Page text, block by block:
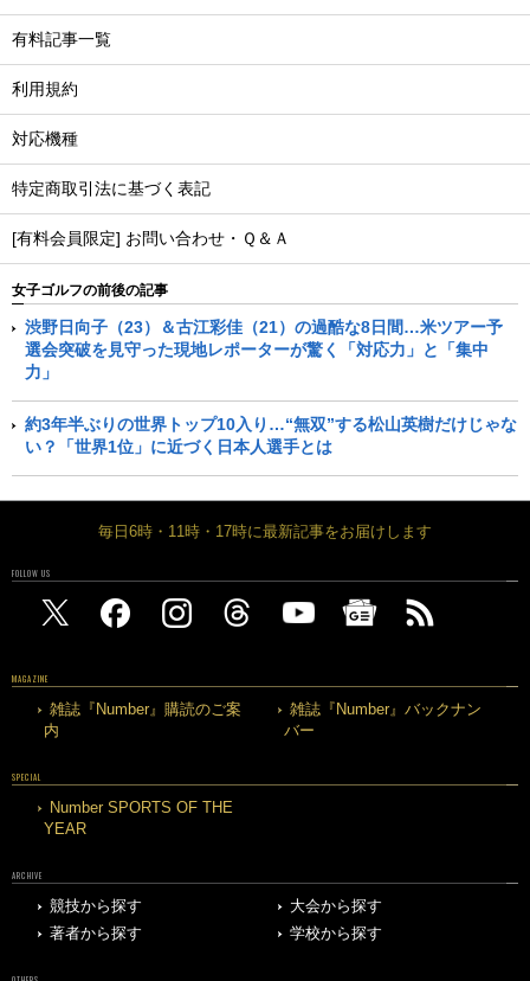
有料記事一覧
利用規約
対応機種
特定商取引法に基づく表記
[有料会員限定] お問い合わせ・Ｑ＆Ａ
女子ゴルフの前後の記事
渋野日向子（23）＆古江彩佳（21）の過酷な8日間…米ツアー予
選会突破を見守った現地レポーターが驚く「対応力」と「集中
力」
約3年半ぶりの世界トップ10入り…“無双”する松山英樹だけじゃな
い？「世界1位」に近づく日本人選手とは
毎日6時・11時・17時に最新記事をお届けします
FOLLOW US
MAGAZINE
雑誌『Number』購読のご案
内
雑誌『Number』バックナン
バー
SPECIAL
Number SPORTS OF THE
YEAR
ARCHIVE
競技から探す
大会から探す
著者から探す
学校から探す